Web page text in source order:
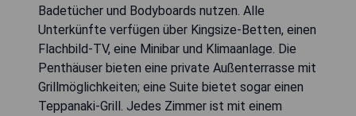
Badetücher und Bodyboards nutzen. Alle
Unterkünfte verfügen über Kingsize-Betten, einen
Flachbild-TV, eine Minibar und Klimaanlage. Die
Penthäuser bieten eine private Außenterrasse mit
Grillmöglichkeiten; eine Suite bietet sogar einen
Teppanaki-Grill. Jedes Zimmer ist mit einem